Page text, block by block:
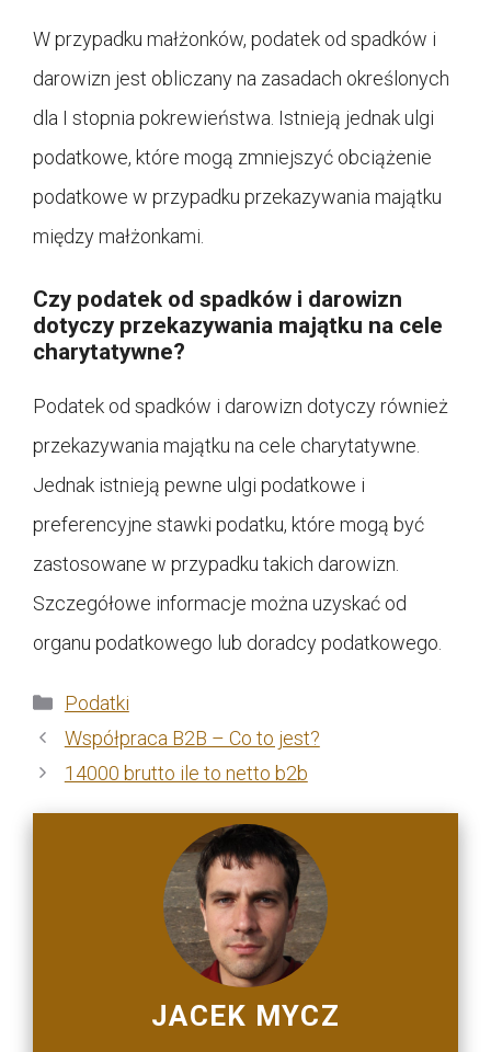
W przypadku małżonków, podatek od spadków i
darowizn jest obliczany na zasadach określonych
dla I stopnia pokrewieństwa. Istnieją jednak ulgi
podatkowe, które mogą zmniejszyć obciążenie
podatkowe w przypadku przekazywania majątku
między małżonkami.
Czy podatek od spadków i darowizn
dotyczy przekazywania majątku na cele
charytatywne?
Podatek od spadków i darowizn dotyczy również
przekazywania majątku na cele charytatywne.
Jednak istnieją pewne ulgi podatkowe i
preferencyjne stawki podatku, które mogą być
zastosowane w przypadku takich darowizn.
Szczegółowe informacje można uzyskać od
organu podatkowego lub doradcy podatkowego.
Kategorie
Podatki
Współpraca B2B – Co to jest?
14000 brutto ile to netto b2b
JACEK MYCZ